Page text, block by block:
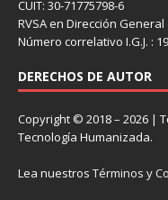
CUIT: 30-71775798-6
RVSA en Dirección
Número correlativo I.G.J. :
DERECHOS DE AUTOR
Copyright © 2018 – 2026 |
Tecnología Humanizada.
Lea nuestros Términos y